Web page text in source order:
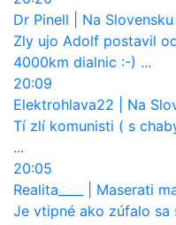
Dr Pinell
Na Slovensku pred
Zly ujo Adolf postavil
4000km dialnic :-) ...
20:09
Elektrohlava22
Na
Tí zlí komunisti ( s
...
20:05
Realita____
Maserati malo byť čisto
Je vtipné ako zúfalo sa